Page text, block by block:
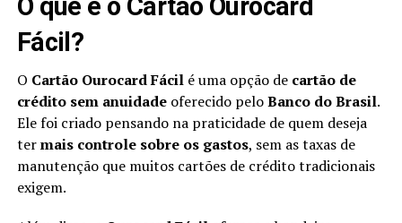
O que é o Cartão Ourocard
Fácil?
O Cartão Ourocard Fácilé uma opção de cartão de
crédito sem anuidadeoferecido peloBanco do Brasil.
Ele foi criado pensando na praticidade de quem deseja
termais controle sobre os gastos, sem as taxas de
manutenção que muitos cartões de crédito tradicionais
exigem.